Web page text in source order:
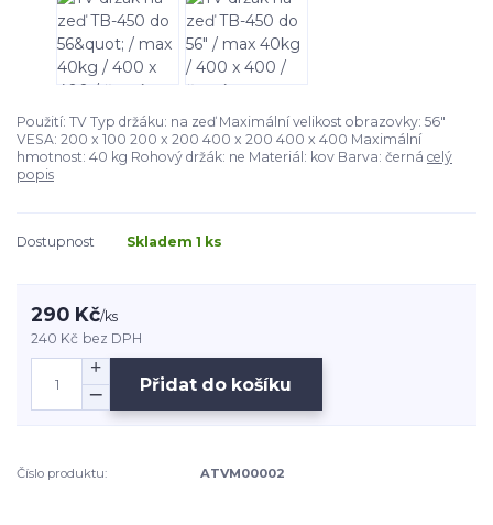
Použití: TV Typ držáku: na zeď Maximální velikost obrazovky: 56"
VESA: 200 x 100 200 x 200 400 x 200 400 x 400 Maximální
hmotnost: 40 kg Rohový držák: ne Materiál: kov Barva: černá celý
popis
Dostupnost Skladem 1 ks
290 Kč/ks
240 Kč bez DPH
Přidat do košíku
Číslo produktu: ATVM00002